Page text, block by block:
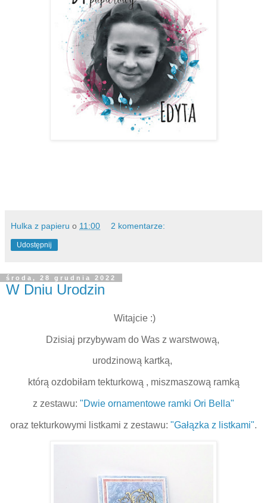
Hulka z papieru o 11:00 2 komentarze:
Udostępnij
środa, 28 grudnia 2022
W Dniu Urodzin
Witajcie :)
Dzisiaj przybywam do Was z warstwową,
urodzinową kartką,
którą ozdobiłam tekturkową , miszmaszową ramką
z zestawu: "Dwie ornamentowe ramki Ori Bella"
oraz tekturkowymi listkami z zestawu: "Gałązka z listkami".